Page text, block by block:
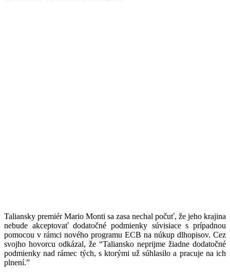
Taliansky premiér Mario Monti sa zasa nechal počuť, že jeho krajina
nebude akceptovať dodatočné podmienky súvisiace s prípadnou
pomocou v rámci nového programu ECB na núkup dlhopisov. Cez
svojho hovorcu odkázal, že “Taliansko neprijme žiadne dodatočné
podmienky nad rámec tých, s ktorými už súhlasilo a pracuje na ich
plnení.”